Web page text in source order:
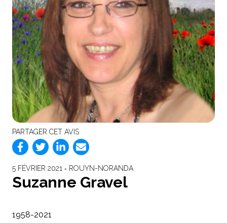
PARTAGER CET AVIS
5 FÉVRIER 2021 ‐ ROUYN-NORANDA
Suzanne Gravel
1958-2021